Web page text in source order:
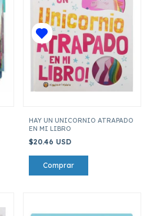
HAY UN UNICORNIO ATRAPADO
EN MI LIBRO
$20.46 USD